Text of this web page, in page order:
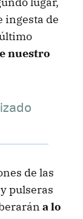
ingesta de
nuestro
de las
pulseras
a lo